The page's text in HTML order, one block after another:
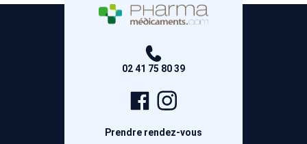
02 41 75 80 39
Page
Facebook
Prendre rendez-vous